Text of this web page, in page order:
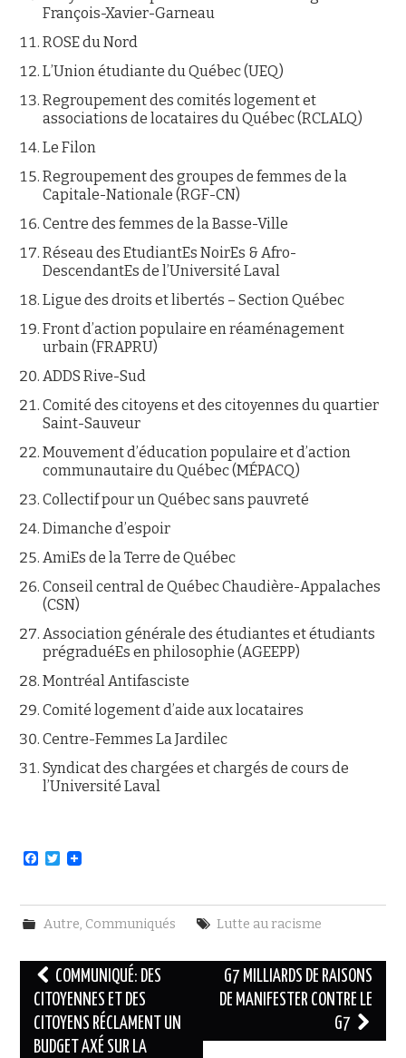
François-Xavier-Garneau
ROSE du Nord
L’Union étudiante du Québec (UEQ)
Regroupement des comités logement et
associations de locataires du Québec (RCLALQ)
Le Filon
Regroupement des groupes de femmes de la
Capitale-Nationale (RGF-CN)
Centre des femmes de la Basse-Ville
Réseau des EtudiantEs NoirEs & Afro-
DescendantEs de l’Université Laval
Ligue des droits et libertés – Section Québec
Front d’action populaire en réaménagement
urbain (FRAPRU)
ADDS Rive-Sud
Comité des citoyens et des citoyennes du quartier
Saint-Sauveur
Mouvement d’éducation populaire et d’action
communautaire du Québec (MÉPACQ)
Collectif pour un Québec sans pauvreté
Dimanche d’espoir
AmiEs de la Terre de Québec
Conseil central de Québec Chaudière-Appalaches
(CSN)
Association générale des étudiantes et étudiants
prégraduéEs en philosophie (AGEEPP)
Montréal Antifasciste
Comité logement d’aide aux locataires
Centre-Femmes La Jardilec
Syndicat des chargées et chargés de cours de
l’Université Laval
F
e
b
o
k
T
t
t
e
Autre, Communiqués Lutte au racisme
Navigation
des
articles
COMMUNIQUÉ: DES
CITOYENNES ET DES
CITOYENS RÉCLAMENT UN
BUDGET AXÉ SUR LA
G7 MILLIARDS DE RAISONS
DE MANIFESTER CONTRE LE
G7